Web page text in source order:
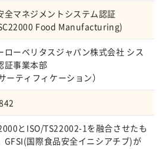
全マネジメントシステム認証
Food Manufacturing)
ローベリタスジャパン株式会社 シス
証事業本部
サーティフィケーション）
とISO/TS22002-1を融合させたも
GFSI(国際食品安全イニシアチブ)が